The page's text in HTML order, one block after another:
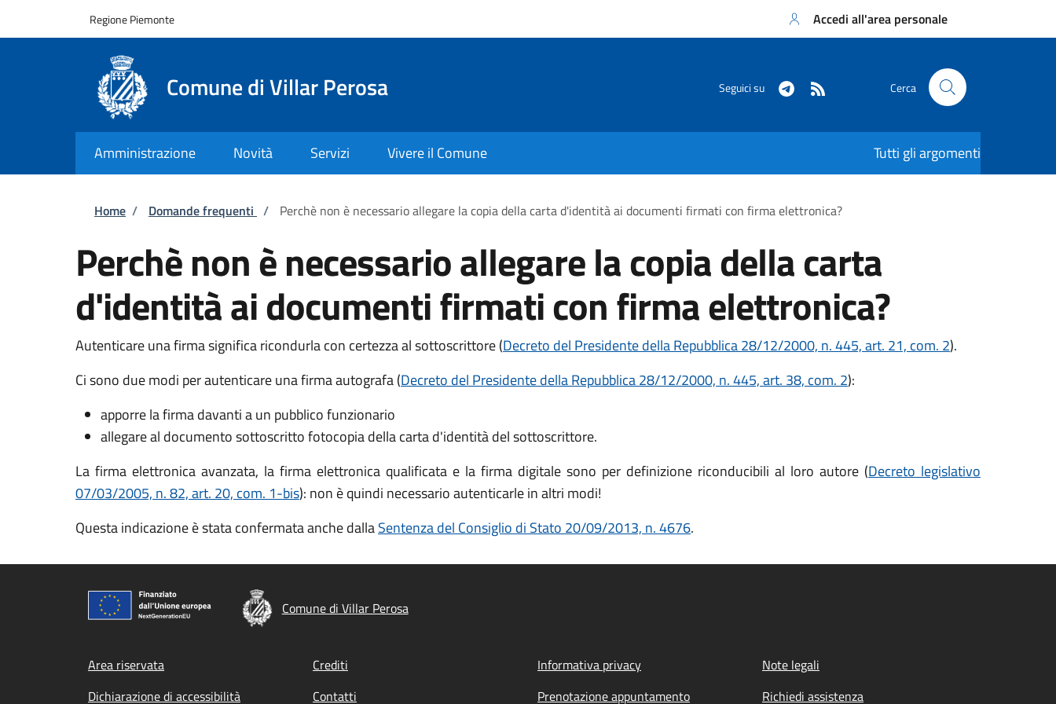
Regione Piemonte Accedi all'area personale
Comune di Villar Perosa Seguici su Cerca
Amministrazione Novità Servizi Vivere il Comune Tutti gli argomenti
Briciole di pane
Home / Domande frequenti / Perchè non è necessario allegare la copia della carta d'identità ai documenti firmati con firma elettronica?
Perchè non è necessario allegare la copia della carta
d'identità ai documenti firmati con firma elettronica?
Autenticare una firma significa ricondurla con certezza al sottoscrittore (Decreto del Presidente della Repubblica 28/12/2000, n. 445, art. 21, com. 2).
Ci sono due modi per autenticare una firma autografa (Decreto del Presidente della Repubblica 28/12/2000, n. 445, art. 38, com. 2):
apporre la firma davanti a un pubblico funzionario
allegare al documento sottoscritto fotocopia della carta d'identità del sottoscrittore.
La firma elettronica avanzata, la firma elettronica qualificata e la firma digitale sono per definizione riconducibili al loro autore (Decreto legislativo
07/03/2005, n. 82, art. 20, com. 1-bis): non è quindi necessario autenticarle in altri modi!
Questa indicazione è stata confermata anche dallaSentenza del Consiglio di Stato 20/09/2013, n. 4676.
Comune di Villar Perosa
Footer menu
Area riservata Crediti Informativa privacy
Note legali
Dichiarazione di accessibilità
Contatti Prenotazione appuntamento Richiedi assistenza